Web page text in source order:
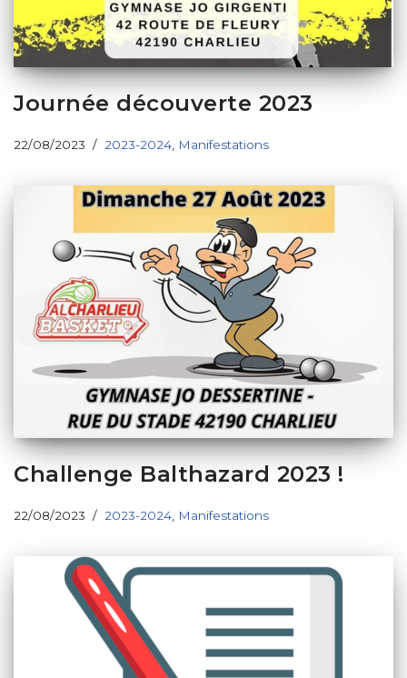
Journée découverte 2023
22/08/2023 2023-2024 Manifestations
Challenge Balthazard 2023 !
22/08/2023 2023-2024 Manifestations